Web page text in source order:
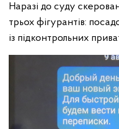
Наразі до суду
трьох фігурантів:
із підконтрольних